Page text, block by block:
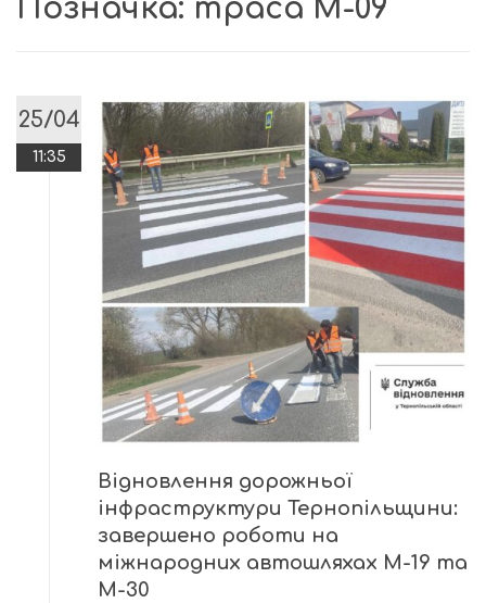
Позначка: траса М-09
25/04
11:35
Відновлення дорожньої
інфраструктури Тернопільщини:
завершено роботи на
міжнародних автошляхах М-19 та
М-30